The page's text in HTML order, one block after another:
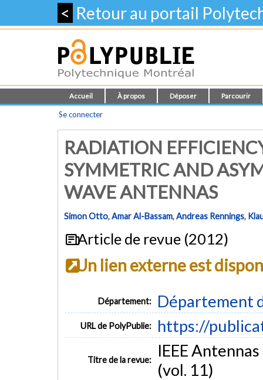
< Retour au portail
Accueil À propos Déposer Parcourir
Se connecter
RADIATION
SYMMETRIC AND
WAVE ANTENNAS
Simon Otto,Amar Al-Bassam,Andreas Rennings,
Article de revue (2012)
Un lien externe est
Département: Département
URL de PolyPublie: https://
Titre de la revue:
IEEE
(vol. 11)